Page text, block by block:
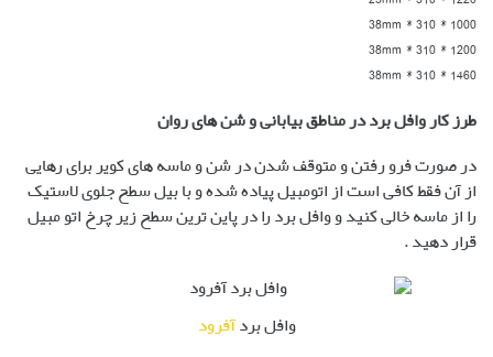
38mm * 310 * 1000
38mm * 310 * 1200
38mm * 310 * 1460
طرز کار وافل برد در مناطق بیابانی و شن های روان
در صورت فرو رفتن و متوقف شدن در شن و ماسه های کویر برای رهایی
از آن فقط کافی است از اتومبیل پیاده شده و با بیل سطح جلوی لاستیک
را از ماسه خالی کنید و وافل برد را در پاین ترین سطح زیر چرخ اتو مبیل
قرار دهید .
وافل بردآفرود